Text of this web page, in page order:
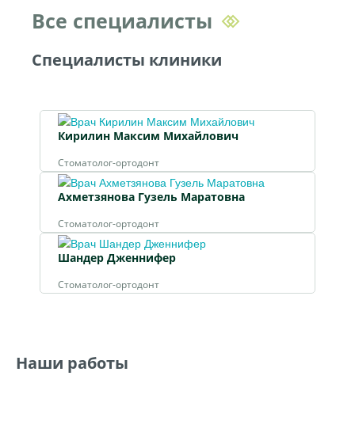
Специалисты клиники
Все специалисты
Кирилин Максим Михайлович
Стоматолог-ортодонт
Ахметзянова Гузель Маратовна
Стоматолог-ортодонт
Шандер Дженнифер
Стоматолог-ортодонт
Наши работы